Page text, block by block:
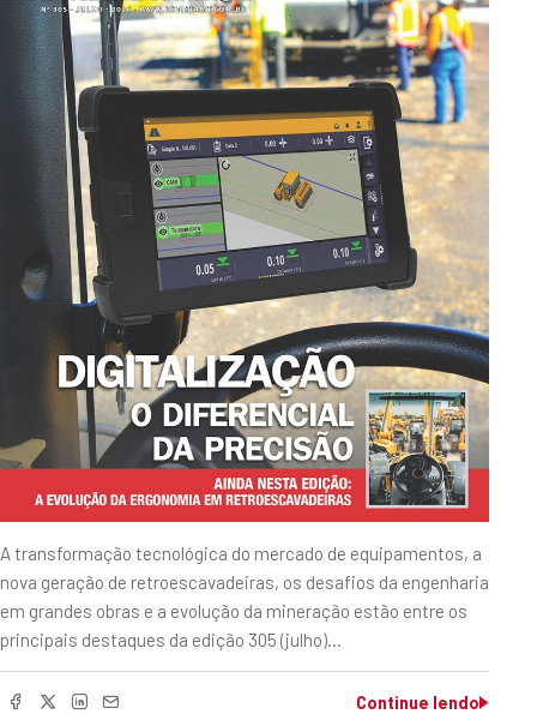
A transformação tecnológica do mercado de equipamentos, a
nova geração de retroescavadeiras, os desafios da engenharia
em grandes obras e a evolução da mineração estão entre os
principais destaques da edição 305 (julho)…
Continue lendo